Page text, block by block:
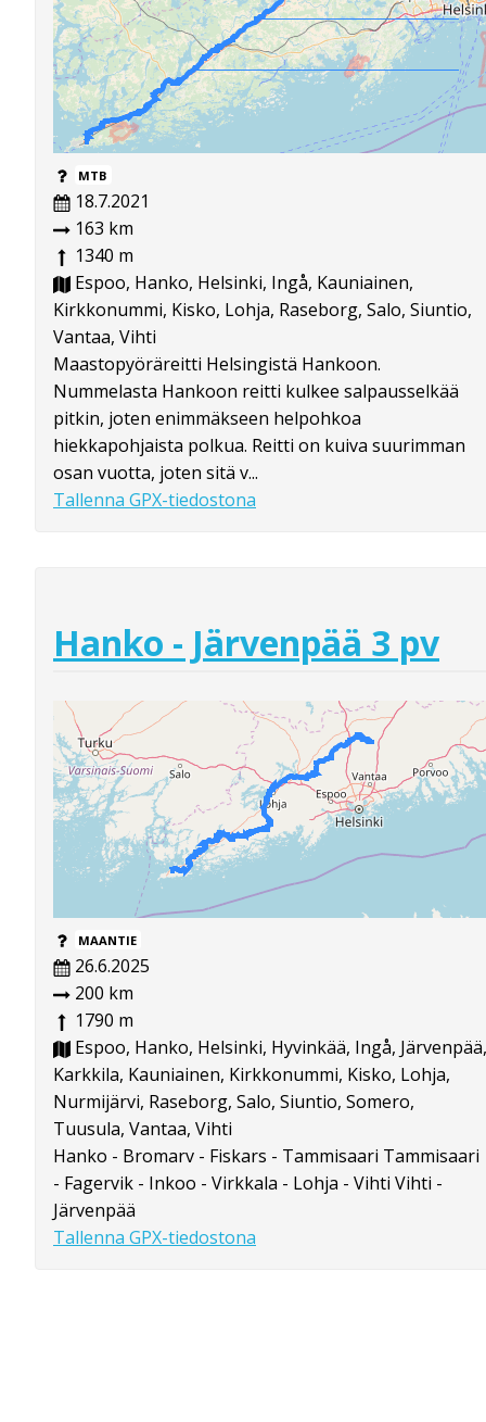
MTB
18.7.2021
163 km
1340 m
Espoo, Hanko, Helsinki, Ingå, Kauniainen,
Kirkkonummi, Kisko, Lohja, Raseborg, Salo, Siuntio,
Vantaa, Vihti
Maastopyöräreitti Helsingistä Hankoon.
Nummelasta Hankoon reitti kulkee salpausselkää
pitkin, joten enimmäkseen helpohkoa
hiekkapohjaista polkua. Reitti on kuiva suurimman
osan vuotta, joten sitä v...
Tallenna GPX-tiedostona
Hanko - Järvenpää 3 pv
MAANTIE
26.6.2025
200 km
1790 m
Espoo, Hanko, Helsinki, Hyvinkää, Ingå, Järvenpää,
Karkkila, Kauniainen, Kirkkonummi, Kisko, Lohja,
Nurmijärvi, Raseborg, Salo, Siuntio, Somero,
Tuusula, Vantaa, Vihti
Hanko - Bromarv - Fiskars - Tammisaari Tammisaari
- Fagervik - Inkoo - Virkkala - Lohja - Vihti Vihti -
Järvenpää
Tallenna GPX-tiedostona